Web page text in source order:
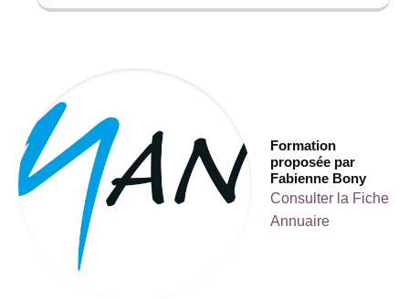
Formation
proposée par
Fabienne Bony
Consulter la Fiche
Annuaire